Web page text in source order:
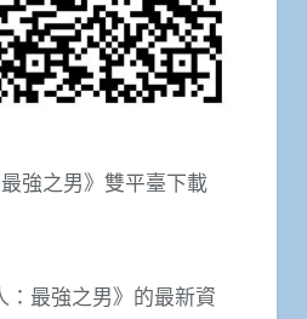
強之男》雙平臺下載
：最強之男》的最新資